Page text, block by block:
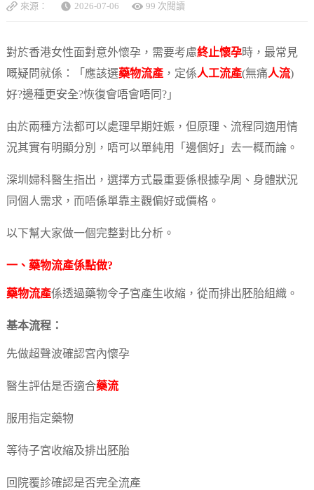
來源： 2026-07-06 99 次閱讀
對於香港女性面對意外懷孕，需要考慮終止懷孕時，最常見
嘅疑問就係：「應該選藥物流產，定係人工流產(無痛人流)
好?邊種更安全?恢復會唔會唔同?」
由於兩種方法都可以處理早期妊娠，但原理、流程同適用情
況其實有明顯分別，唔可以單純用「邊個好」去一概而論。
深圳婦科醫生指出，選擇方式最重要係根據孕周、身體狀況
同個人需求，而唔係單靠主觀偏好或價格。
以下幫大家做一個完整對比分析。
一、 藥物流產係點做?
藥物流產係透過藥物令子宮產生收縮，從而排出胚胎組織。
基本流程：
先做超聲波確認宮內懷孕
醫生評估是否適合藥流
服用指定藥物
等待子宮收縮及排出胚胎
回院覆診確認是否完全流產